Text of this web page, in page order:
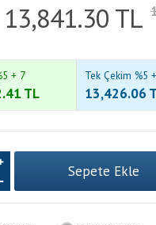
13,841.30 TL
+ 7
TL
Tek Çekim %5
13,426.06